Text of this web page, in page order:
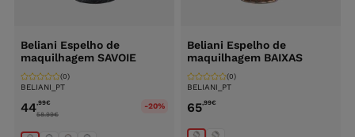
Beliani Espelho de
maquilhagem SAVOIE
BELIANI_PT
(0)
44,99€
58.99€
-20%
Beliani Espelho de
maquilhagem BAIXAS
BELIANI_PT
(0)
65,99€